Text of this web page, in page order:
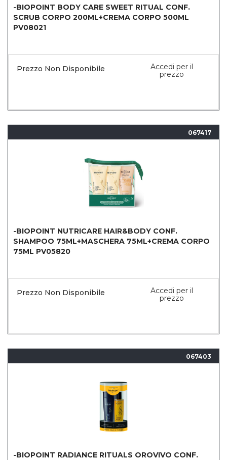
-BIOPOINT BODY CARE SWEET RITUAL CONF.
SCRUB CORPO 200ML+CREMA CORPO 500ML
PV08021
Prezzo Non Disponibile
Accedi per il
prezzo
067417
-BIOPOINT NUTRICARE HAIR&BODY CONF.
SHAMPOO 75ML+MASCHERA 75ML+CREMA CORPO
75ML PV05820
Prezzo Non Disponibile
Accedi per il
prezzo
067403
-BIOPOINT RADIANCE RITUALS OROVIVO CONF.